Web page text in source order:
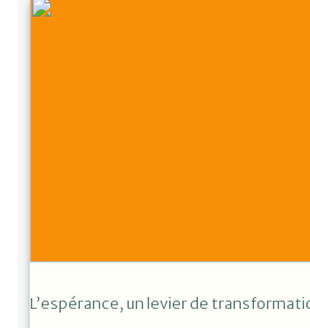
L’espérance, un levier de